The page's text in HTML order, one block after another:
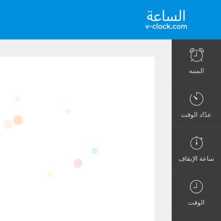
المنبه
عدّاد الوقت
ساعة الإيقاف
الوقت